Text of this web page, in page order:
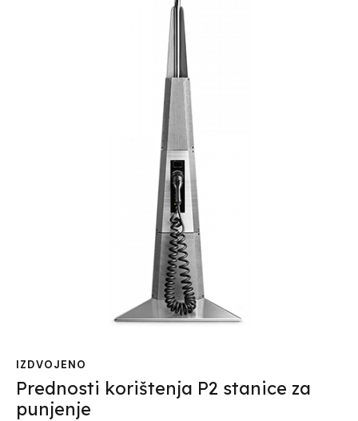
IZDVOJENO
Prednosti korištenja P2 stanice za
punjenje